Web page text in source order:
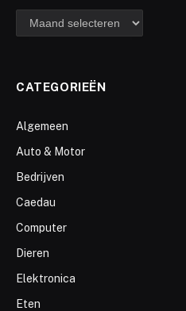
archief
CATEGORIEËN
Algemeen
Auto & Motor
Bedrijven
Caedau
Computer
Dieren
Elektronica
Eten